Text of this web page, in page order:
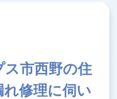
ス市西野の住
修理に伺い